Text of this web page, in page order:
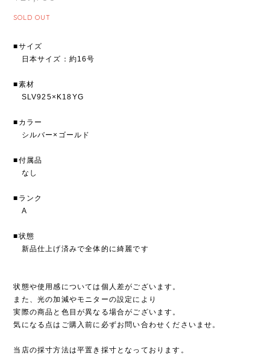
SOLD OUT
■サイズ
日本サイズ：約16号
■素材
SLV925×K18YG
■カラー
シルバー×ゴールド
■付属品
なし
■ランク
A
■状態
新品仕上げ済みで全体的に綺麗です
状態や使用感については個人差がございます。
また、光の加減やモニターの設定により
実際の商品と色目が異なる場合がございます。
気になる点はご購入前に必ずお問い合わせくださいませ。
当店の採寸方法は平置き採寸となっております。